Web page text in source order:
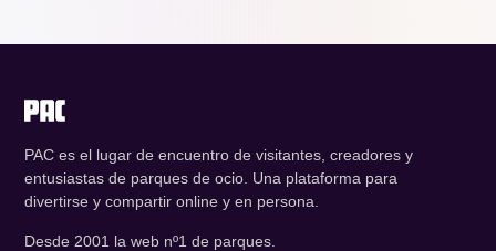
PAC es el lugar de encuentro de visitantes, creadores y
entusiastas de parques de ocio. Una plataforma para
divertirse y compartir online y en persona.
Desde 2001 la web nº1 de parques.